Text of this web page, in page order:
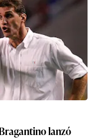
lanzó